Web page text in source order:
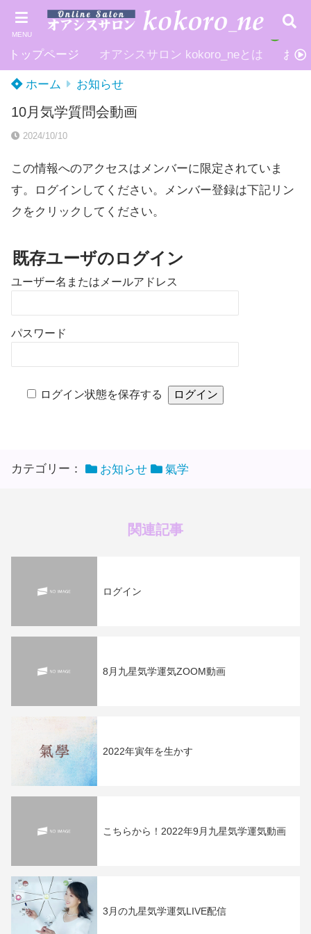
MENU
トップページ オアシスサロン kokoro_neとは お申
ホーム お知らせ
10月気学質問会動画
2024/10/10
この情報へのアクセスはメンバーに限定されていま
す。ログインしてください。メンバー登録は下記リン
クをクリックしてください。
既存ユーザのログイン
ユーザー名またはメールアドレス
パスワード
ログイン状態を保存する
カテゴリー： お知らせ 氣学
関連記事
ログイン
8月九星気学運気ZOOM動画
2022年寅年を生かす
こちらから！2022年9月九星気学運気動画
3月の九星気学運気LIVE配信